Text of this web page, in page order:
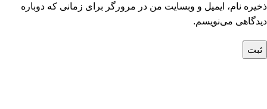
ذخیره نام، ایمیل و وبسایت من در مرورگر برای زمانی که دوباره
دیدگاهی می‌نویسم.